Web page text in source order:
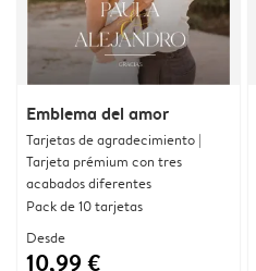
Emblema del amor
Tarjetas de agradecimiento |
Tarjeta prémium con tres
acabados diferentes
Pack de 10 tarjetas
Desde
10,99 €